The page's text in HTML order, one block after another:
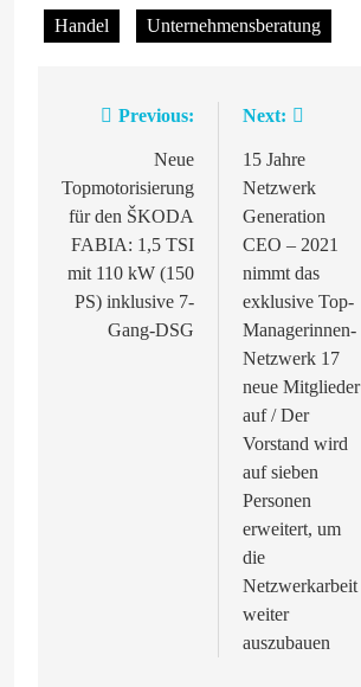
Handel Unternehmensberatung
Beitragsnavigation
Previous:
Neue
Topmotorisierung
für den ŠKODA
FABIA: 1,5 TSI
mit 110 kW (150
PS) inklusive 7-
Gang-DSG
Next:
15 Jahre
Netzwerk
Generation
CEO – 2021
nimmt das
exklusive Top-
Managerinnen-
Netzwerk 17
neue Mitglieder
auf / Der
Vorstand wird
auf sieben
Personen
erweitert, um
die
Netzwerkarbeit
weiter
auszubauen